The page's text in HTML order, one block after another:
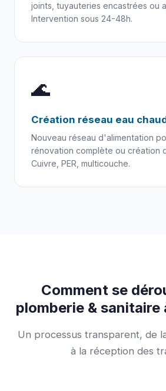
joints, tuyauteries encastrées ou
Intervention sous 24-48h.
🌊
Création réseau eau
Nouveau réseau d'alimentation
rénovation complète ou création
Cuivre, PER, multicouche.
Comment se
plomberie & sanitaire
Un processus transparent, de
à la réception des